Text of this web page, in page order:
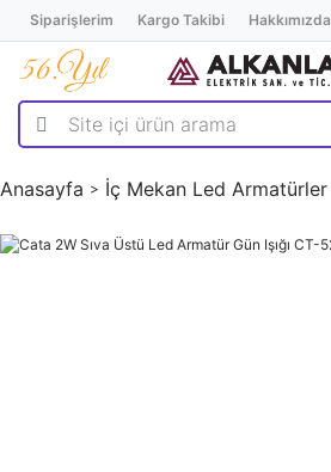
Siparişlerim Kargo Takibi Hakkımızda
Anasayfa İç Mekan Led Armatürler